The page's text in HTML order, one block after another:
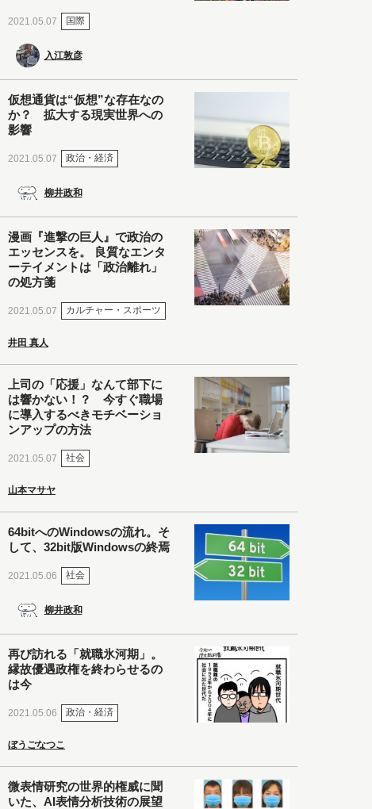
2021.05.07 国際
入江敦彦
仮想通貨は“仮想”な存在なの
か？ 拡大する現実世界への
影響
2021.05.07 政治・経済
柳井政和
漫画『進撃の巨人』で政治の
エッセンスを。 良質なエンタ
ーテイメントは「政治離れ」
の処方箋
2021.05.07 カルチャー・スポーツ
井田 真人
上司の「応援」なんて部下に
は響かない！？ 今すぐ職場
に導入するべきモチベーショ
ンアップの方法
2021.05.07 社会
山本マサヤ
64bitへのWindowsの流れ。そ
して、32bit版Windowsの終焉
2021.05.06 社会
柳井政和
再び訪れる「就職氷河期」。
縁故優遇政権を終わらせるの
は今
2021.05.06 政治・経済
ぼうごなつこ
微表情研究の世界的権威に聞
いた、AI表情分析技術の展望